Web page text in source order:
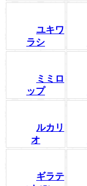
ユキワ
ラシ
ミミロ
ップ
ルカリ
オ
ギラテ